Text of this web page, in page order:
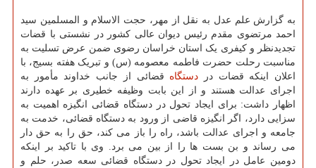
به گزارش علم عدل به نقل از مهر، حجت الاسلام و المسلمین سید
احمد مرتضوی مقدم رئیس دیوان عالی کشور در نشستی با قضات
تجدیدنظر و کیفری یک استان خراسان رضوی ضمن عرض تسلیت به
مناسبت رحلت حضرت فاطمه معصومه (س) و تبریک هفته بسیج، با
اعلان اینکه قضات در دستگاه قضائی از جانب خداوند مأمور به
اجرای عدالت هستند و از این بابت وظیفه خطیری بر عهده دارند
اظهار داشت: برای ایجاد تحول در دستگاه قضائی انگیزه اهمیت به
سزایی دارد، اگر انگیزه قاضی از ورود به دستگاه قضائی، خدمت به
جامعه و اجرای عدالت باشد، راه را باز می کند، حق را به حق دار
می رساند و بن بست ها را از بین می برد. وی با تاکید بر اینکه
دومین عامل در ایجاد تحول در دستگاه قضائی سعه صدر، حلم و